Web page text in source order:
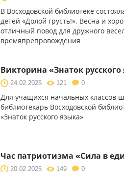
В Восходовской библиотеке
детей «Долой грусть!». Весна и
отличный повод для дружного
времяпрепровождения
Викторина «Знаток
24.02.2025 121 0
Для учащихся начальных классов
библиотекарь Восходовской
«Знаток русского языка»
Час патриотизма «Сила в
20.02.2025 149 0